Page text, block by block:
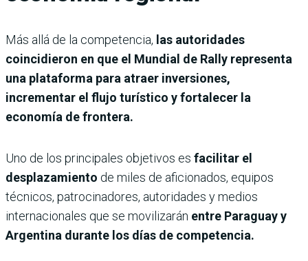
Más allá de la competencia, las autoridades
coincidieron en que el Mundial de Rally representa
una plataforma para atraer inversiones,
incrementar el flujo turístico y fortalecer la
economía de frontera.
Uno de los principales objetivos es facilitar el
desplazamiento de miles de aficionados, equipos
técnicos, patrocinadores, autoridades y medios
internacionales que se movilizarán entre Paraguay y
Argentina durante los días de competencia.